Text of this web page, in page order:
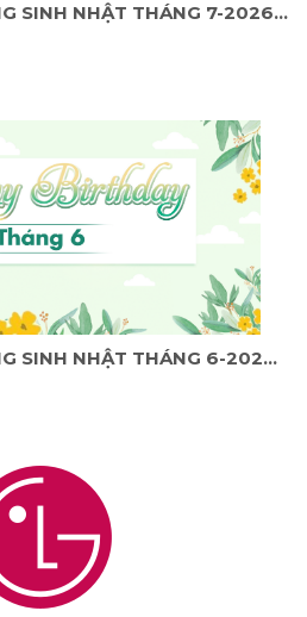
THÔNG BÁO QUÀ TẶNG SINH NHẬT THÁNG 7-2026 DÀNH CHO KHÁCH HÀNG TẠI NPP
THÔNG BÁO QUÀ TẶNG SINH NHẬT THÁNG 6-2026 DÀNH CHO KHÁCH HÀNG TẠI NPP